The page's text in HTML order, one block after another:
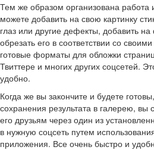
Тем же образом организована
можете добавить на свою картинку
глаз или другие дефекты, добавить
обрезать его в соответствии со
готовые форматы для обложки
Твиттере и многих других соцсетей.
удобно.
Когда же вы закончите и будете
сохранения результата в галерею, вы
его друзьям через один из
в нужную соцсеть путем
приложения. Все очень быстро и